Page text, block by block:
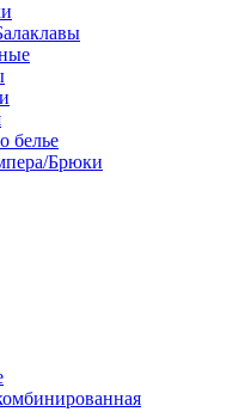
белье
Брюки